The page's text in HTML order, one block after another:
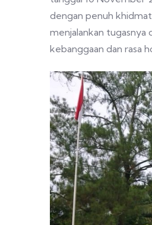
dengan penuh
menjalankan tugasnya
kebanggaan dan rasa